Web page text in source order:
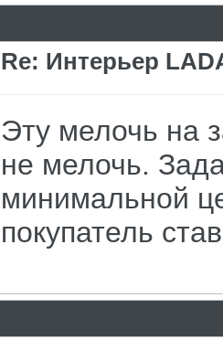
Re: Интерьер
Эту мелочь на
не мелочь.
минимальной
покупатель